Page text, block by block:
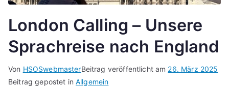
London Calling – Unsere
Sprachreise nach England
Von HSOSwebmasterBeitrag veröffentlicht am 26. März 2025
Beitrag gepostet inAllgemein